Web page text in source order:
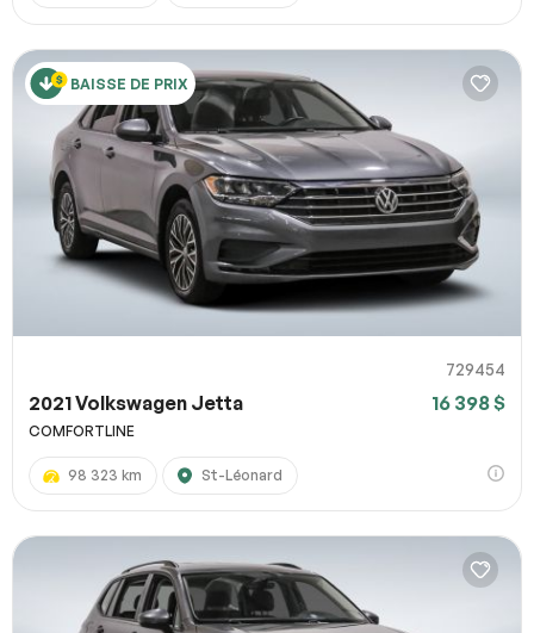
BAISSE DE PRIX
729454
2021 Volkswagen Jetta 16 398 $
COMFORTLINE
98 323 km St-Léonard